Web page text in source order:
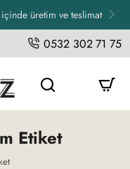
üretim ve teslimat
0532 302 71 75
Etiket